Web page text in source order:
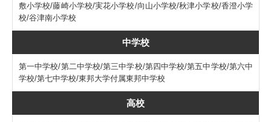
敷小学校/藤崎小学校/実花小学校/向山小学校/秋津小学校/香澄小学
校/谷津南小学校
中学校
第一中学校/第二中学校/第三中学校/第四中学校/第五中学校/第六中
学校/第七中学校/東邦大学付属東邦中学校
高校